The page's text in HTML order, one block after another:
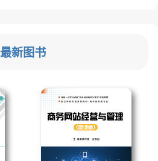
最新图书